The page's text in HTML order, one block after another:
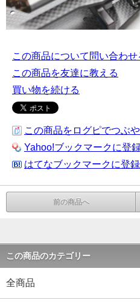
この商品について問い合わせ
この商品を友達に教える
買い物を続ける
この商品をログピでつぶや
Yahoo!ブックマークに登
はてなブックマークに登
前の商品へ
この商品のカテゴリー
全商品